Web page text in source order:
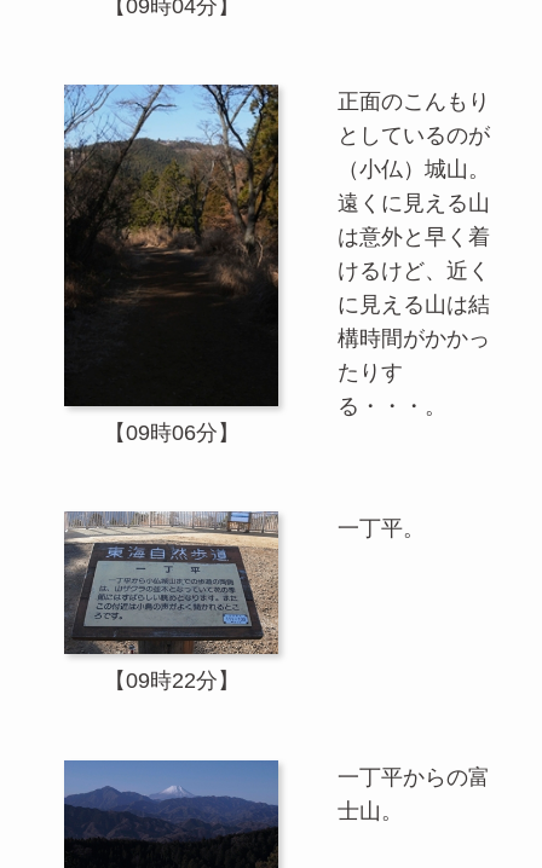
【09時04分】
【09時06分】
正面のこんもり
としているのが
（小仏）城山。
遠くに見える山
は意外と早く着
けるけど、近く
に見える山は結
構時間がかかっ
たりす
る・・・。
【09時22分】
一丁平。
一丁平からの富
士山。